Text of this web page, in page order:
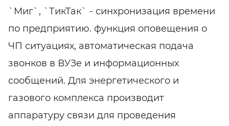
`Миг`, `ТикТак` - синхронизация времени
по предприятию. функция оповещения о
ЧП ситуациях, автоматическая подача
звонков в ВУЗе и информационных
сообщений. Для энергетического и
газового комплекса производит
аппаратуру связи для проведения